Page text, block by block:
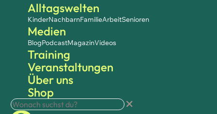
Alltagswelten
KinderNachbarnFamilieArbeitSenioren
Medien
BlogPodcastMagazinVideos
Training
Veranstaltungen
Über uns
Shop